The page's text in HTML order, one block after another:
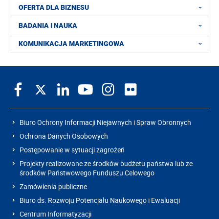
OFERTA DLA BIZNESU
BADANIA I NAUKA
KOMUNIKACJA MARKETINGOWA
Biuro Ochrony Informacji Niejawnych i Spraw Obronnych
Ochrona Danych Osobowych
Postępowanie w sytuacji zagrożeń
Projekty realizowane ze środków budżetu państwa lub ze
środków Państwowego Funduszu Celowego
Zamówienia publiczne
Biuro ds. Rozwoju Potencjału Naukowego i Ewaluacji
Centrum Informatyzacji